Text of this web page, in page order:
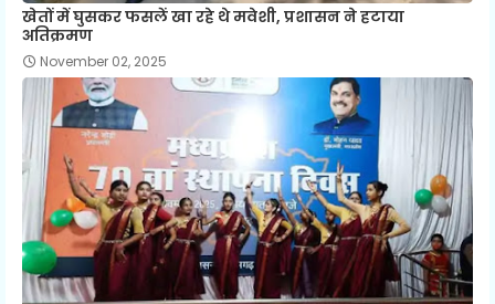
खेतों में घुसकर फसलें खा रहे थे मवेशी, प्रशासन ने हटाया
अतिक्रमण
November 02, 2025